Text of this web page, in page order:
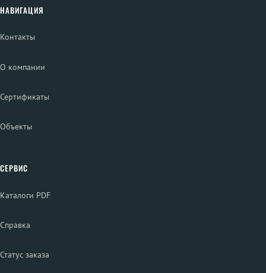
НАВИГАЦИЯ
Контакты
О компании
Сертификаты
Объекты
СЕРВИС
Каталоги PDF
Справка
Статус заказа